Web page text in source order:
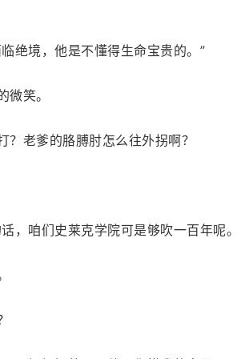
绝境，他是不懂得生命宝贵的。”
笑。
老爹的胳膊肘怎么往外拐啊？
，咱们史莱克学院可是够吹一百年呢